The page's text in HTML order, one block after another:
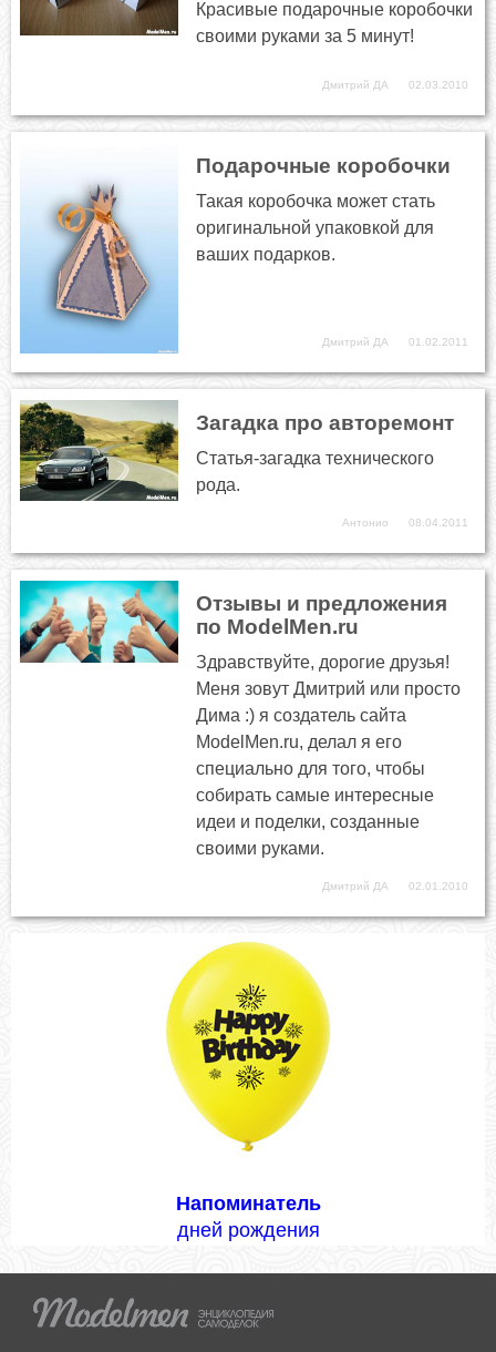
Красивые подарочные коробочки
своими руками за 5 минут!
Дмитрий ДА 02.03.2010
Подарочные коробочки
Такая коробочка может стать
оригинальной упаковкой для
ваших подарков.
Дмитрий ДА 01.02.2011
Загадка про авторемонт
Статья-загадка технического
рода.
Антонио 08.04.2011
Отзывы и предложения
по ModelMen.ru
Здравствуйте, дорогие друзья!
Меня зовут Дмитрий или просто
Дима :) я создатель сайта
ModelMen.ru, делал я его
специально для того, чтобы
собирать самые интересные
идеи и поделки, созданные
своими руками.
Дмитрий ДА 02.01.2010
Напоминатель
дней рождения